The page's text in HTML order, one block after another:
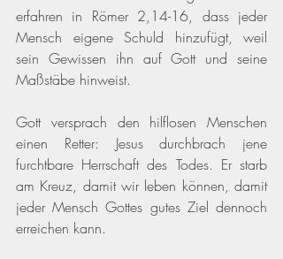
erfahren in Römer 2,14-16, dass jeder
Mensch eigene Schuld hinzufügt, weil
sein Gewissen ihn auf Gott und seine
Maßstäbe hinweist.
Gott versprach den hilflosen Menschen
einen Retter: Jesus durchbrach jene
furchtbare Herrschaft des Todes. Er starb
am Kreuz, damit wir leben können, damit
jeder Mensch Gottes gutes Ziel dennoch
erreichen kann.